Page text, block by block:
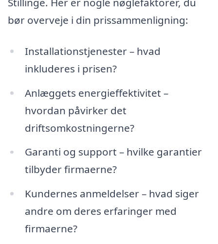
bør overveje i din prissammenligning:
Installationstjenester – hvad
inkluderes i prisen?
Anlæggets energieffektivitet –
hvordan påvirker det
driftsomkostningerne?
Garanti og support – hvilke garantier
tilbyder firmaerne?
Kundernes anmeldelser – hvad siger
andre om deres erfaringer med
firmaerne?